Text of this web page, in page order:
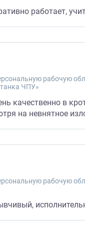
работает,
рабочую
ЧПУ»
качественно в
на невнятное
рабочую